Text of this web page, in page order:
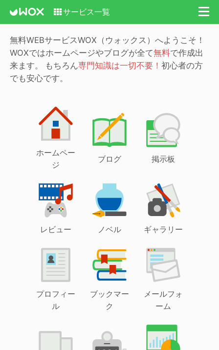
サービス一覧
無料WEBサービスWOX（ウォックス）へようこそ！
WOXではホームページやブログが全て無料で作成出
来ます。
もちろん専門知識は一切不要！ 初心者の方
でも安心です。
ホームペー
ジ
ブログ 掲示板
レビュー ノベル ギャラリー
プロフィー
ル
ブックマー
ク
メールフォ
ーム